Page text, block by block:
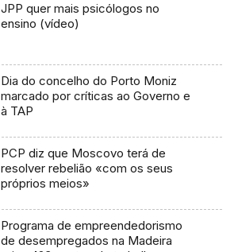
JPP quer mais psicólogos no
ensino (vídeo)
Dia do concelho do Porto Moniz
marcado por críticas ao Governo e
à TAP
PCP diz que Moscovo terá de
resolver rebelião «com os seus
próprios meios»
Programa de empreendedorismo
de desempregados na Madeira